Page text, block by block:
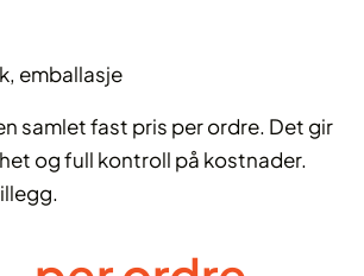
emballasje
samlet fast pris per ordre. Det gir
og full kontroll på kostnader.